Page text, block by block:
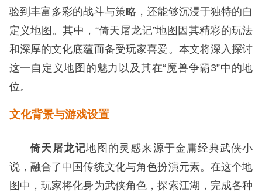
验到丰富多彩的战斗与策略，还能够沉浸于独特的自
定义地图。其中，“倚天屠龙记”地图因其精彩的玩法
和深厚的文化底蕴而备受玩家喜爱。本文将深入探讨
这一自定义地图的魅力以及其在“魔兽争霸3”中的地
位。
文化背景与游戏设置
倚天屠龙记地图的灵感来源于金庸经典武侠小
说，融合了中国传统文化与角色扮演元素。在这个地
图中，玩家将化身为武侠角色，探索江湖，完成各种